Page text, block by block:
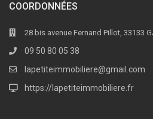
COORDONNÉES
28 bis avenue Fernand Pillot, 33133
09 50 80 05 38
lapetiteimmobiliere@gmail.com
https://lapetiteimmobiliere.fr